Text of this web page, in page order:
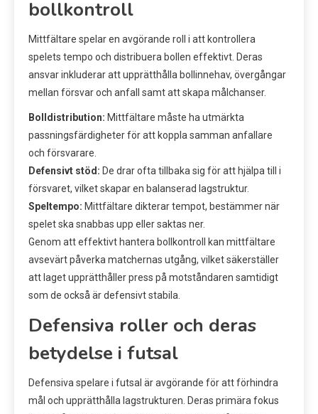
bollkontroll
Mittfältare spelar en avgörande roll i att kontrollera
spelets tempo och distribuera bollen effektivt. Deras
ansvar inkluderar att upprätthålla bollinnehav, övergångar
mellan försvar och anfall samt att skapa målchanser.
Bolldistribution: Mittfältare måste ha utmärkta
passningsfärdigheter för att koppla samman anfallare
och försvarare.
Defensivt stöd: De drar ofta tillbaka sig för att hjälpa till i
försvaret, vilket skapar en balanserad lagstruktur.
Speltempo: Mittfältare dikterar tempot, bestämmer när
spelet ska snabbas upp eller saktas ner.
Genom att effektivt hantera bollkontroll kan mittfältare
avsevärt påverka matchernas utgång, vilket säkerställer
att laget upprätthåller press på motståndaren samtidigt
som de också är defensivt stabila.
Defensiva roller och deras
betydelse i futsal
Defensiva spelare i futsal är avgörande för att förhindra
mål och upprätthålla lagstrukturen. Deras primära fokus